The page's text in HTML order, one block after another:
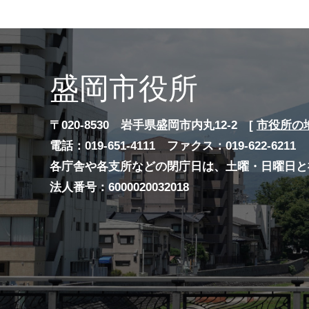
盛岡市役所
〒020-8530 岩手県盛岡市内丸12-2 [ 市役所の
電話：019-651-4111 ファクス：019-622-6211
各庁舎や各支所などの閉庁日は、土曜・日曜日
法人番号：6000020032018